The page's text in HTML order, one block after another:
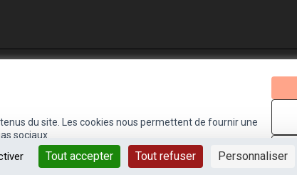
Tout accepter Tout refuser Personnaliser
du site. Les cookies nous permettent de fournir une
sociaux.